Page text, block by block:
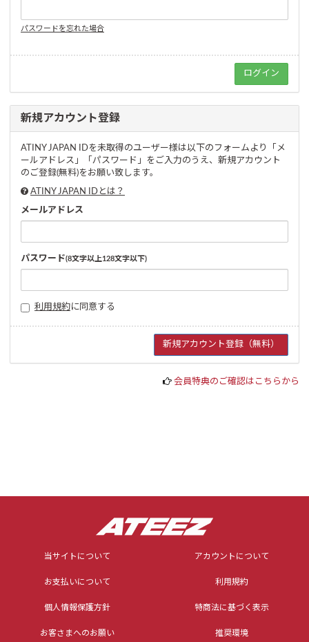
パスワードを忘れた場合
新規アカウント登録
ATINY JAPAN IDを未取得のユーザー様は以下のフォームより「メ
ールアドレス」「パスワード」をご入力のうえ、新規アカウント
のご登録(無料)をお願い致します。
ATINY JAPAN IDとは？
メールアドレス
パスワード(8文字以上128文字以下)
利用規約に同意する
会員特典のご確認はこちらから
当サイトについて アカウントについて
お支払いについて 利用規約
個人情報保護方針 特商法に基づく表示
お客さまへのお願い 推奨環境